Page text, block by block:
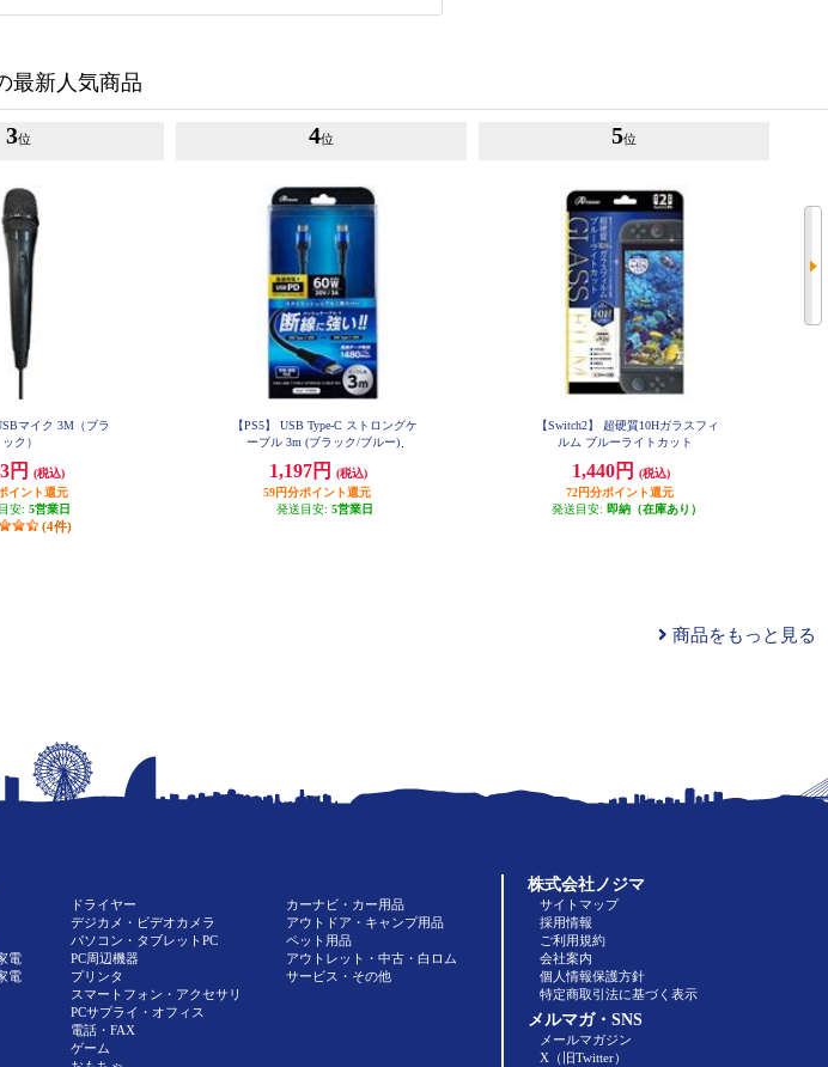
最新人気商品
3位
マイク 3M（ブラ
ック）
円
(税込)
イント還元
安: 5営業日
(4件)
4位
【PS5】 USB Type-C ストロングケ
ーブル 3m (ブラック/ブルー)
1,197円
(税込)
59円分ポイント還元
発送目安: 5営業日
5位
【Switch2】 超硬質10Hガラスフィ
ルム ブルーライトカット
1,440円
(税込)
72円分ポイント還元
発送目安: 即納（在庫あり）
商品をもっと見る
電
電
ドライヤー
デジカメ・ビデオカメラ
パソコン・タブレットPC
PC周辺機器
プリンタ
スマートフォン・アクセサリ
PCサプライ・オフィス
電話・FAX
ゲーム
カーナビ・カー用品
アウトドア・キャンプ用品
ペット用品
アウトレット・中古・白ロム
サービス・その他
株式会社ノジマ
サイトマップ
採用情報
ご利用規約
会社案内
個人情報保護方針
特定商取引法に基づく表示
メルマガ・SNS
メールマガジン
X（旧Twitter）